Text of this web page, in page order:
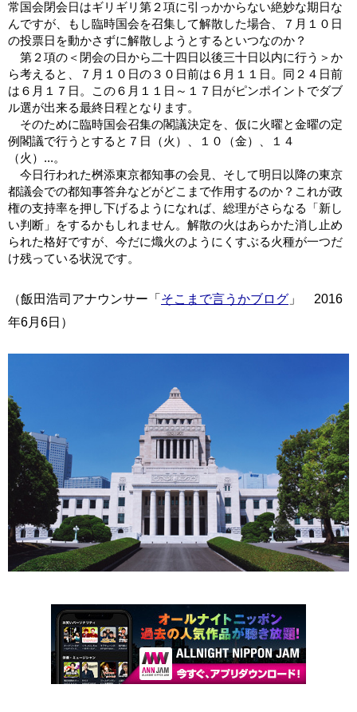
常国会閉会日はギリギリ第２項に引っかからない絶妙な期日な
んですが、もし臨時国会を召集して解散した場合、７月１０日
の投票日を動かさずに解散しようとするといつなのか？
第２項の＜閉会の日から二十四日以後三十日以内に行う＞か
ら考えると、７月１０日の３０日前は６月１１日。同２４日前
は６月１７日。この６月１１日～１７日がピンポイントでダブ
ル選が出来る最終日程となります。
そのために臨時国会召集の閣議決定を、仮に火曜と金曜の定
例閣議で行うとすると７日（火）、１０（金）、１４
（火）...。
今日行われた桝添東京都知事の会見、そして明日以降の東京
都議会での都知事答弁などがどこまで作用するのか？これが政
権の支持率を押し下げるようになれば、総理がさらなる「新し
い判断」をするかもしれません。解散の火はあらかた消し止め
られた格好ですが、今だに熾火のようにくすぶる火種が一つだ
け残っている状況です。
（飯田浩司アナウンサー「そこまで言うかブログ 」 2016
年6月6日）